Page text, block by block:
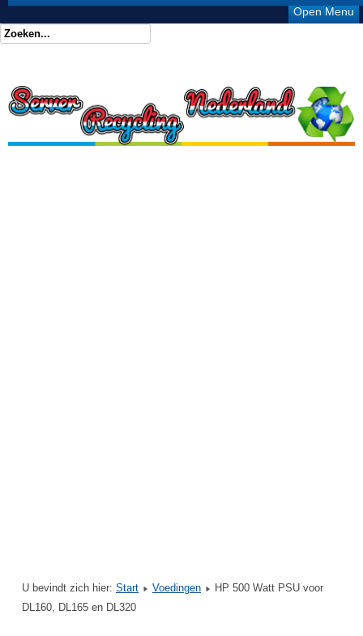
Open Menu
U bevindt zich hier: Start Voedingen
HP 500 Watt PSU voor
DL160, DL165 en DL320